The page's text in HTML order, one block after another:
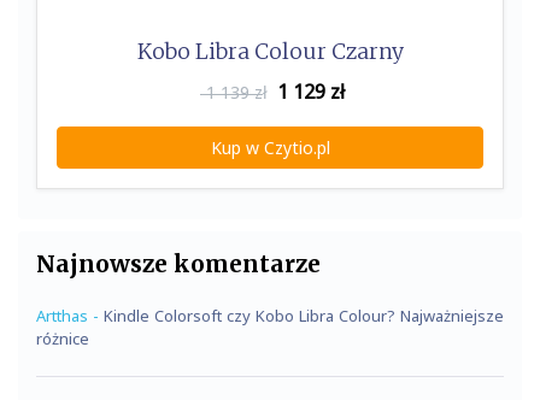
Kobo Libra Colour Czarny
1 139 zł 1 129zł
Kup w Czytio.pl
Najnowsze komentarze
Artthas - Kindle Colorsoft czy Kobo Libra Colour? Najważniejsze
różnice